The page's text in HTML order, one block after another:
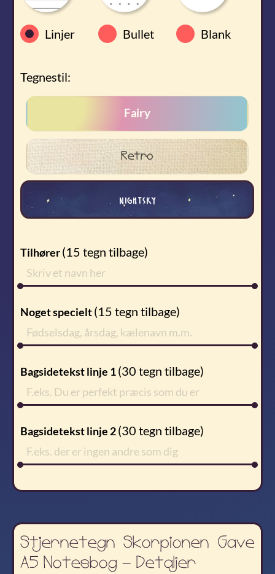
Stjernetegn Skorpionen Gave
A5 Notesbog - Detaljer
Linjer Bullet Blank
Tegnestil:
Fairy
Retro
nightsky
Tilhører(15 tegn tilbage)
Noget specielt(15 tegn tilbage)
Bagsidetekst linje 1(30 tegn tilbage)
Bagsidetekst linje 2(30 tegn tilbage)